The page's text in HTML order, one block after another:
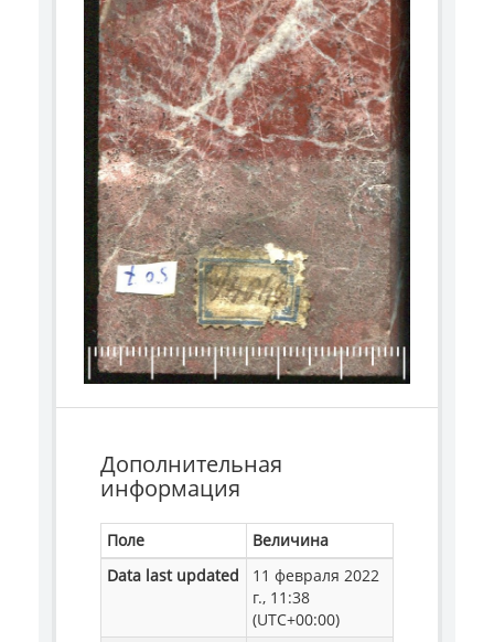
Дополнительная
информация
Поле
Величина
Data last updated
11 февраля 2022
г., 11:38
(UTC+00:00)